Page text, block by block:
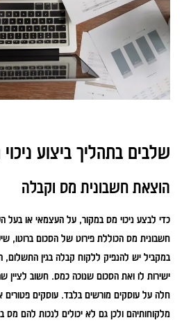
שלבים בתהליך ביצוע
הוצאת חשבונית מס וקבלה
כדי לבצע ניכוי מס במקור, על העצמאי או בעל
חשבונית מס הכוללת פירוט של הסכום ברוטו,
במקביל יש להנפיק ללקוח קבלה בגין
ישירות לו ואת הסכום שנוכה כמס. חשוב לציין
חלה על עוסקים מורשים בלבד. עוסקים
מלקוחותיהם ולכן גם לא יכולים לנכות להם מס